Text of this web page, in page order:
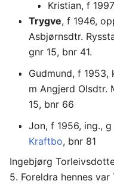
Kristian, f 1997
Trygve, f 1946,
Asbjørnsdtr.
gnr 15, bnr 41.
Gudmund, f
m Angjerd Olsdtr.
15, bnr 66
Jon, f 1956, ing.,
Kraftbo, bnr 81
Ingebjørg
5. Foreldra hennes